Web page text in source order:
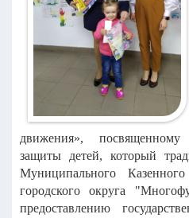
движения»,
защиты детей, который
Муниципального
городскогоокруга
предоставлению